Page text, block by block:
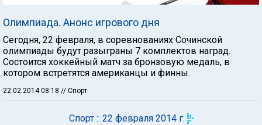
Олимпиада. Анонс игрового дня
Сегодня, 22 февраля, в соревнованиях Сочинской
олимпиады будут разыграны 7 комплектов наград.
Состоится хоккейный матч за бронзовую медаль, в
котором встретятся американцы и финны.
22.02.2014 08:18 // Спорт
Спорт :: 22 февраля 2014 г.